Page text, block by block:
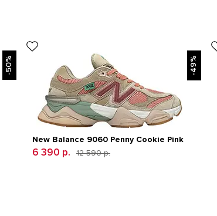
-50% -49%
New Balance 9060 Penny Cookie Pink
6 390 р. 12 590 р.